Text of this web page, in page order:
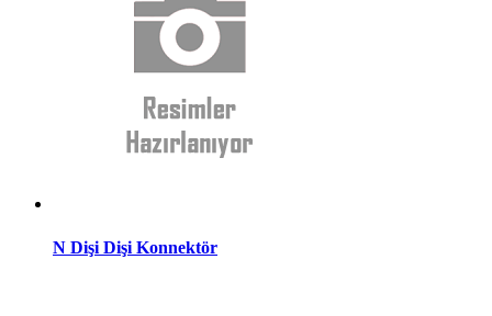
N Dişi Dişi Konnektör